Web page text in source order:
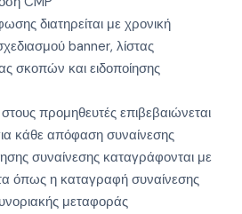
διατηρείται με χρονική
banner, λίστας
σκοπών και ειδοποίησης
προμηθευτές επιβεβαιώνεται
κάθε απόφαση συναίνεσης
συναίνεσης καταγράφονται με
όπως η καταγραφή συναίνεσης
μεταφοράς